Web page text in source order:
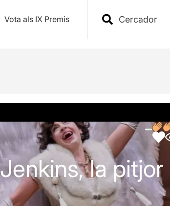
Vota als IX Premis
la pitjor